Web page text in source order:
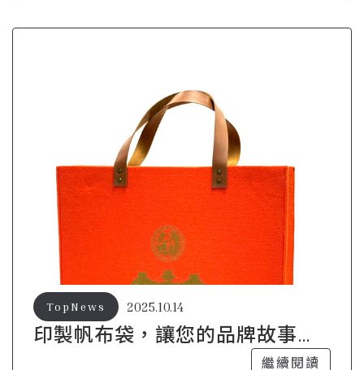
印製帆布袋，讓您的品牌故事更
2025.10.14
TopNews
繼續閱讀